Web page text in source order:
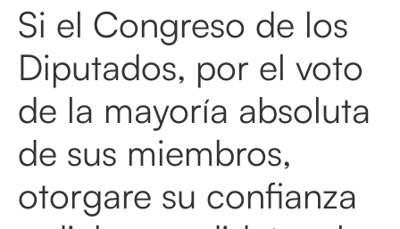
Si el Congreso de los
Diputados, por el voto
de la mayoría absoluta
de sus miembros,
otorgare su confianza